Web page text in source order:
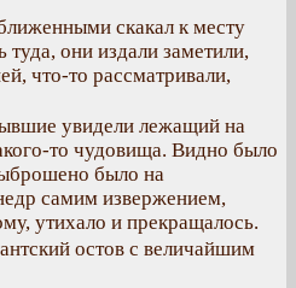
скакал к месту
они издали заметили,
что-то рассматривали,
увидели лежащий на
то чудовища. Видно было
было на
самим извержением,
утихало и прекращалось.
остов с величайшим